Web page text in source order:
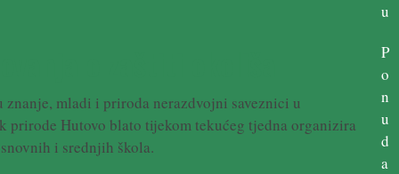
znanje, mladi i priroda nerazdvojni saveznici u
prirode Hutovo blato tijekom tekućeg tjedna organizira
i srednjih škola.
u
P
o
n
u
d
a